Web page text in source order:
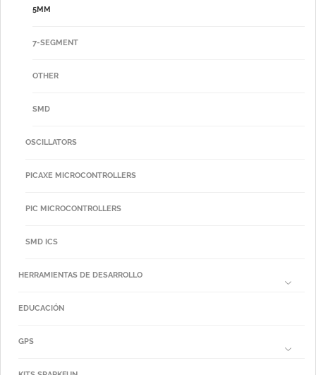
5MM
7-SEGMENT
OTHER
SMD
OSCILLATORS
PICAXE MICROCONTROLLERS
PIC MICROCONTROLLERS
SMD ICS
HERRAMIENTAS DE DESARROLLO
EDUCACIÓN
GPS